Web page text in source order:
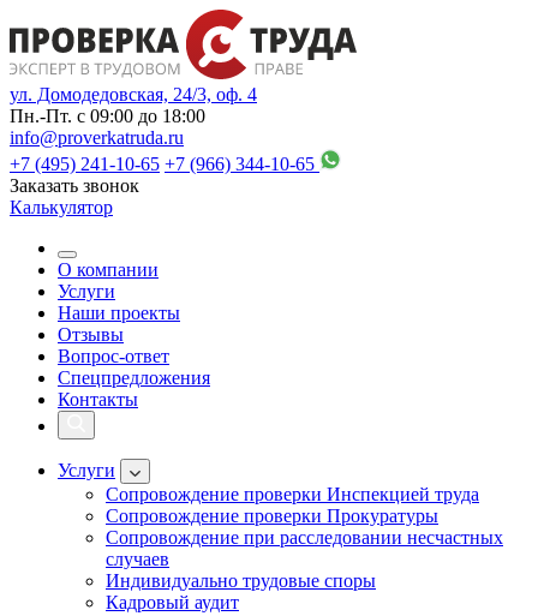
ул. Домодедовская, 24/3, оф. 4
Пн.-Пт. с 09:00 до 18:00
info@proverkatruda.ru
+7 (495) 241-10-65 +7 (966) 344-10-65
Заказать звонок
Калькулятор
О компании
Услуги
Наши проекты
Отзывы
Вопрос-ответ
Спецпредложения
Контакты
Услуги
Сопровождение проверки Инспекцией труда
Сопровождение проверки Прокуратуры
Сопровождение при расследовании несчастных
случаев
Индивидуально трудовые споры
Кадровый аудит